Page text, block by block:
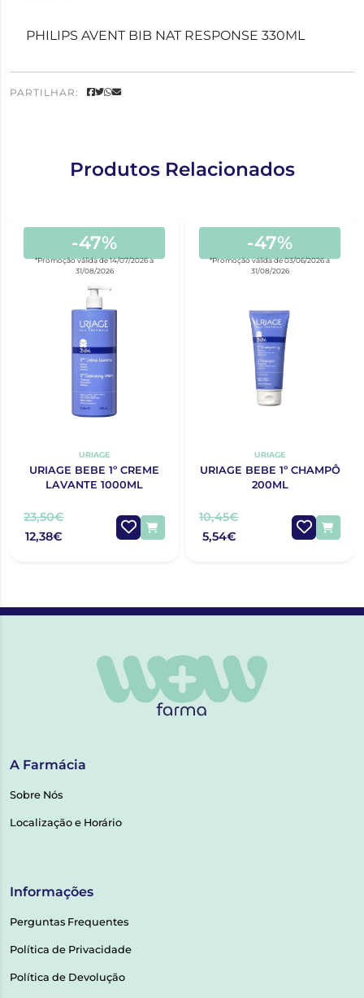
PHILIPS AVENT BIB NAT RESPONSE 330ML
PARTILHAR:
Produtos Relacionados
-47%
*Promoção válida de 14/07/2026 a
31/08/2026
URIAGE
URIAGE BEBE 1º CREME
LAVANTE 1000ML
23,50€
12,38€
-47%
*Promoção válida de 03/06/2026 a
31/08/2026
URIAGE
URIAGE BEBE 1º CHAMPÔ
200ML
10,45€
5,54€
A Farmácia
Sobre Nós
Localização e Horário
Informações
Perguntas Frequentes
Política de Privacidade
Política de Devolução